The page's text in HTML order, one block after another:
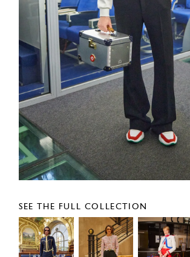
SEE THE FULL COLLECTION